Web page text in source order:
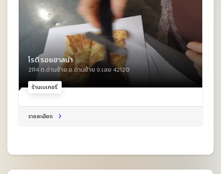
ร้านเบเกอรี่
โรตี รอยฮาลน่า
2114 ต.ด่านซ้าย อ.ด่านซ้าย จ.เลย 42120
รายละเอียด